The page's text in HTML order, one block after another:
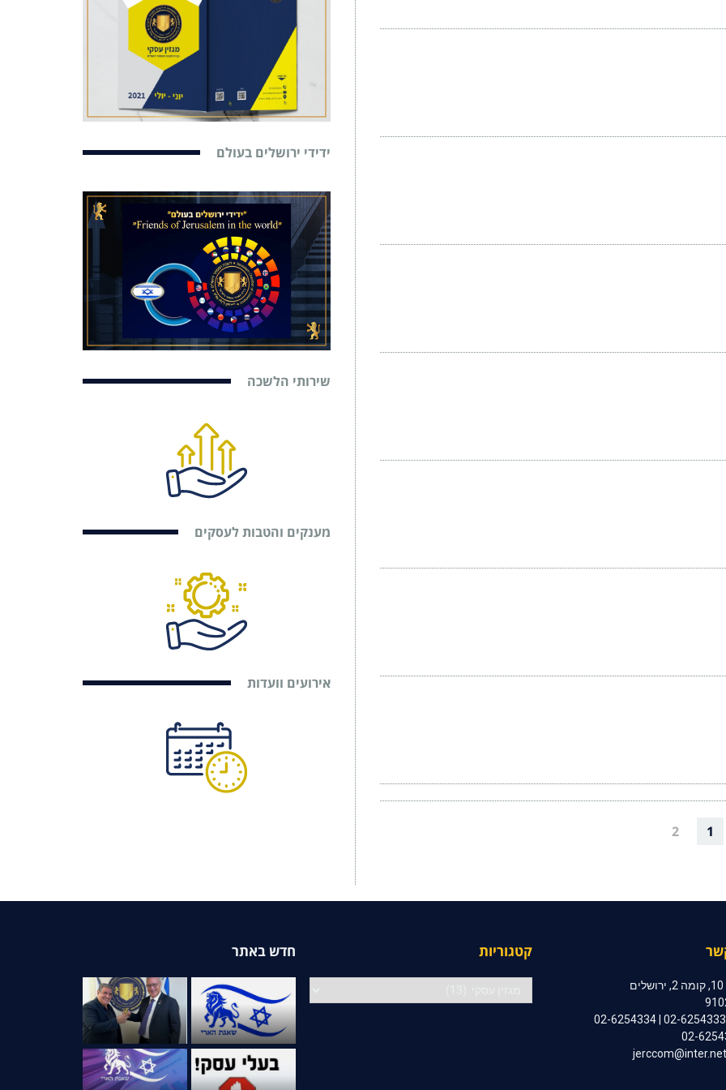
1
2
ידידי ירושלים בעולם
שירותי הלשכה
מענקים והטבות לעסקים
אירועים וועדות
קטגוריות חדש באתר